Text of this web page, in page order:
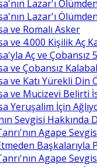
Lazar'ı
Lazar'ı
ve Romalı Asker
ve 4.000 Kişilik Aç
Aç ve Çobansız
ve Çobansız
ve Katı Yürekli Din
ve Mucizevi Belirti
Yeruşalim İçin
Sevgisi
Agape
Başkalarıyla
Agape